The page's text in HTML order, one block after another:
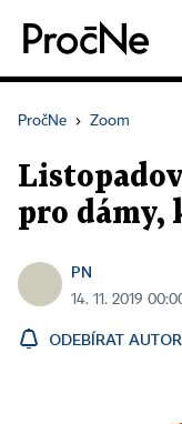
PročNe › Zoom
pro dámy,
PN
14. 11. 2019
ODEBÍRAT